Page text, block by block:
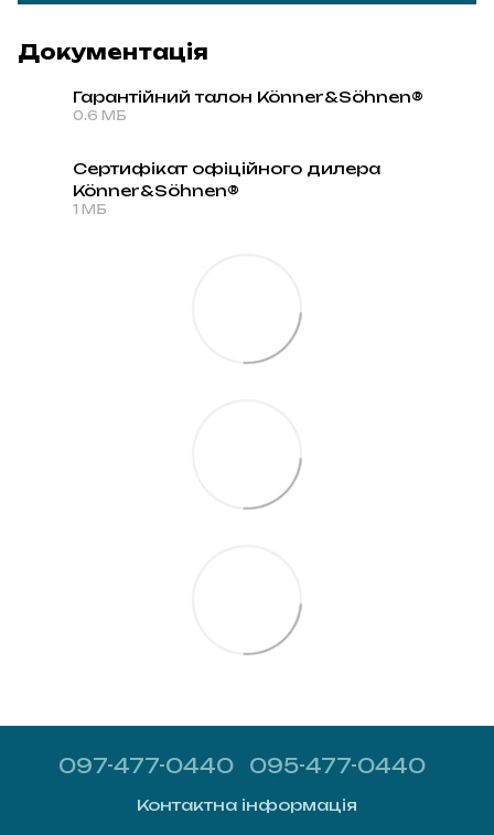
Документація
Гарантійний талон Könner&Söhnen®
0.6 МБ
Сертифікат офіційного дилера
Könner&Söhnen®
1 МБ
097-477-0440 095-477-0440
Контактна інформація